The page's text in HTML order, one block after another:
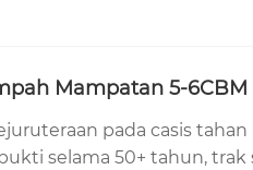
Mampatan 5-
pada casis
selama 50+ tahun,